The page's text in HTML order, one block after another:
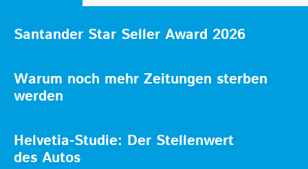
Santander Star Seller Award 2026
Warum noch mehr Zeitungen sterben
werden
Helvetia-Studie: Der Stellenwert
des Autos